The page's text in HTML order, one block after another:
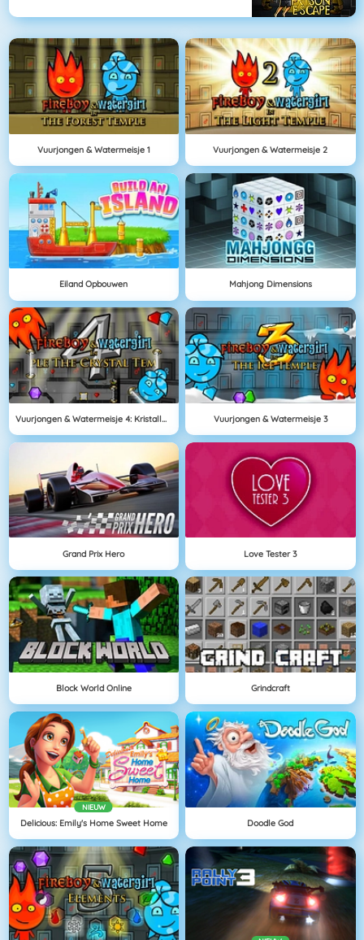
Vuurjongen & Watermeisje 1 Vuurjongen & Watermeisje 2
Eiland Opbouwen Mahjong Dimensions
Vuurjongen & Watermeisje 4: Kristallen Tempel Vuurjongen & Watermeisje 3
Grand Prix Hero Love Tester 3
Block World Online Grindcraft
NIEUW
Delicious: Emily's Home Sweet Home Doodle God